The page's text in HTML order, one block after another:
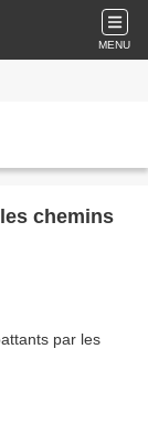
MENU
chemins